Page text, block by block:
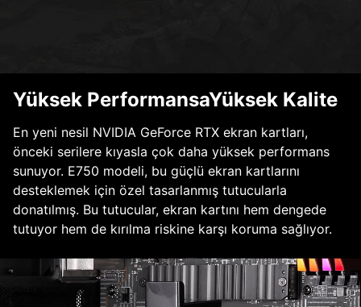
Yüksek PerformansaYüksek Kalite
En yeni nesil NVIDIA GeForce RTX ekran kartları,
önceki serilere kıyasla çok daha yüksek performans
sunuyor. E750 modeli, bu güçlü ekran kartlarını
desteklemek için özel tasarlanmış tutucularla
donatılmış. Bu tutucular, ekran kartını hem dengede
tutuyor hem de kırılma riskine karşı koruma sağlıyor.